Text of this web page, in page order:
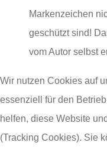
Markenzeichen
geschützt sind!
vom Autor selbst
Wir nutzen Cookies auf
essenziell für den
helfen, diese Website
(Tracking Cookies). Sie